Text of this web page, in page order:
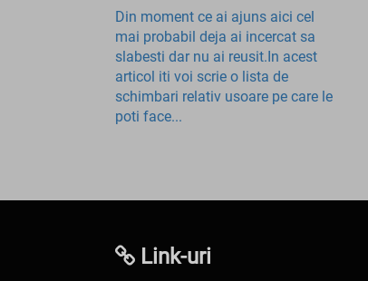
Din moment ce ai ajuns aici cel
mai probabil deja ai incercat sa
slabesti dar nu ai reusit.In acest
articol iti voi scrie o lista de
schimbari relativ usoare pe care le
poti face...
Link-uri